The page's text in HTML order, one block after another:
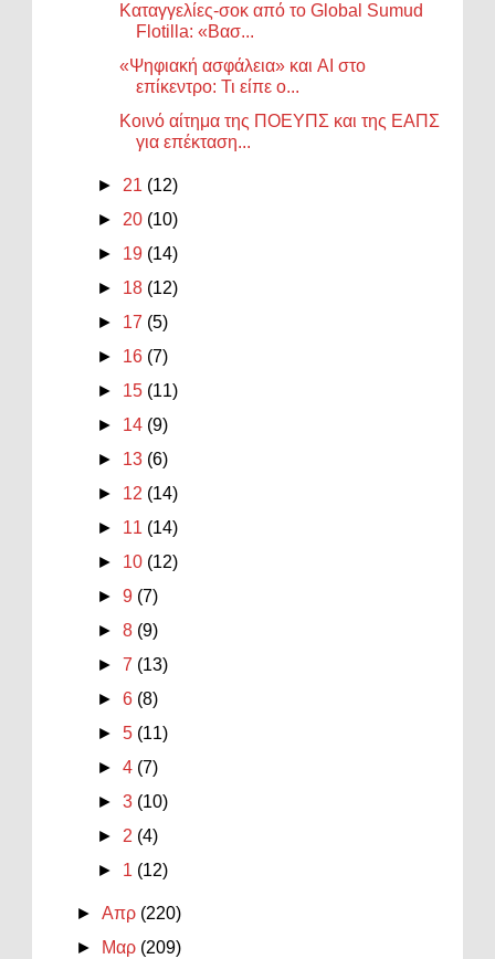
Καταγγελίες-σοκ από το Global Sumud
Flotilla: «Βασ...
«Ψηφιακή ασφάλεια» και AI στο
επίκεντρο: Τι είπε ο...
Κοινό αίτημα της ΠΟΕΥΠΣ και της ΕΑΠΣ
για επέκταση...
► 21 (12)
► 20 (10)
► 19 (14)
► 18 (12)
► 17 (5)
► 16 (7)
► 15 (11)
► 14 (9)
► 13 (6)
► 12 (14)
► 11 (14)
► 10 (12)
►9 (7)
►8 (9)
►7 (13)
►6 (8)
►5 (11)
►4 (7)
►3 (10)
► 2 (4)
► 1 (12)
►Απρ (220)
►
Μαρ (209)